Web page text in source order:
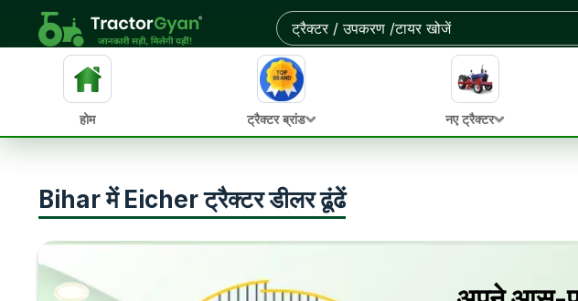
होम ट्रैक्टर ब्रांड नए ट्रैक्टर
Bihar में Eicher ट्रैक्टर डीलर ढूंढें